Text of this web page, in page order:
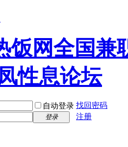
自动登录 找回密码
登录 注册